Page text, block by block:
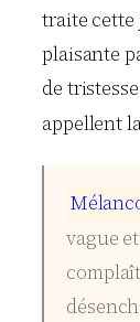
traite cette
plaisante
de
appellent
Mélanc
vague